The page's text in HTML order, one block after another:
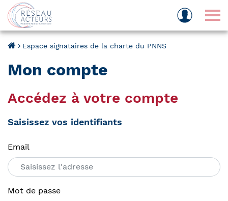
Espace signataires de la charte du PNNS
Mon compte
Accédez à votre compte
Saisissez vos identifiants
Email
Mot de passe